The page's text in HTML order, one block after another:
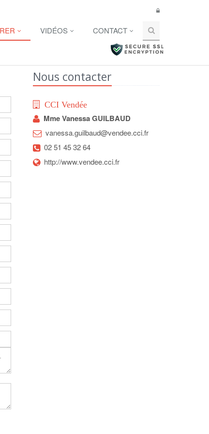
VIDÉOS CONTACT
Nous contacter
CCI Vendée
Mme Vanessa GUILBAUD
vanessa.guilbaud@vendee.cci.fr
02 51 45 32 64
http://www.vendee.cci.fr